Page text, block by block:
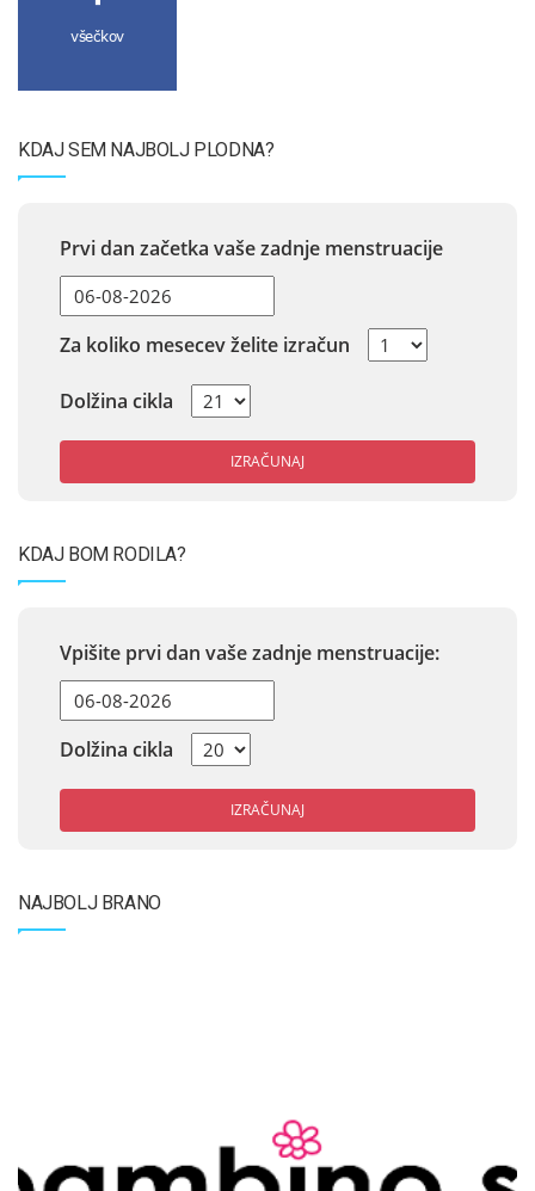
všečkov
KDAJ SEM NAJBOLJ PLODNA?
Prvi dan začetka vaše zadnje menstruacije
Za koliko mesecev želite izračun
Dolžina cikla
IZRAČUNAJ
KDAJ BOM RODILA?
Vpišite prvi dan vaše zadnje menstruacije:
Dolžina cikla
IZRAČUNAJ
NAJBOLJ BRANO